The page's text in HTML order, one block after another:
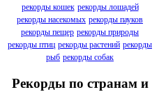
рекорды кошек рекорды лошадей
рекорды насекомых рекорды пауков
рекорды пещер рекорды природы
рекорды птиц рекорды растений рекорды
рыб рекорды собак
Рекорды по странам и